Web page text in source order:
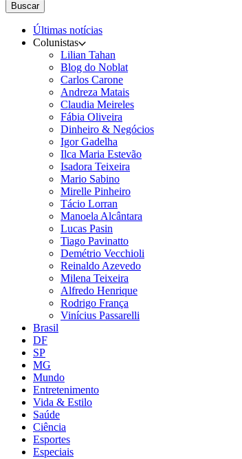
Buscar
Últimas notícias
Colunistas
Lilian Tahan
Blog do Noblat
Carlos Carone
Andreza Matais
Claudia Meireles
Fábia Oliveira
Dinheiro & Negócios
Igor Gadelha
Ilca Maria Estevão
Isadora Teixeira
Mario Sabino
Mirelle Pinheiro
Tácio Lorran
Manoela Alcântara
Lucas Pasin
Tiago Pavinatto
Demétrio Vecchioli
Reinaldo Azevedo
Milena Teixeira
Alfredo Henrique
Rodrigo França
Vinícius Passarelli
Brasil
DF
SP
MG
Mundo
Entretenimento
Vida & Estilo
Saúde
Ciência
Esportes
Especiais